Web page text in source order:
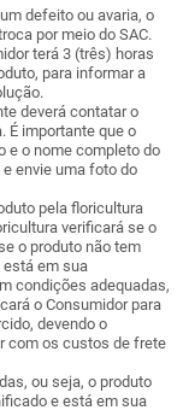
defeito ou avaria, o
por meio do SAC.
terá 3 (três) horas
para informar a
deverá contatar o
É importante que o
e o nome completo do
envie uma foto do
pela floricultura
verificará se o
o produto não tem
em sua
condições adequadas,
o Consumidor para
devendo o
com os custos de frete
ou seja, o produto
e está em sua